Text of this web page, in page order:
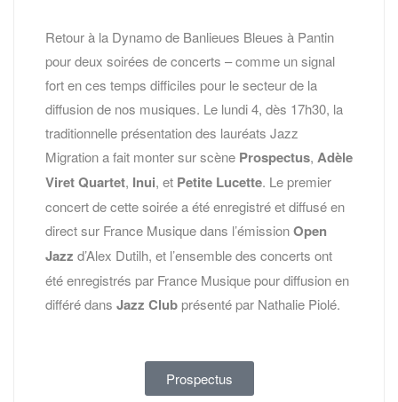
Retour à la Dynamo de Banlieues Bleues à Pantin
pour deux soirées de concerts – comme un signal
fort en ces temps difficiles pour le secteur de la
diffusion de nos musiques. Le lundi 4, dès 17h30, la
traditionnelle présentation des lauréats Jazz
Migration a fait monter sur scène Prospectus, Adèle
Viret Quartet, Inui, et Petite Lucette. Le premier
concert de cette soirée a été enregistré et diffusé en
direct sur France Musique dans l’émissionOpen
Jazz d’Alex Dutilh, et l’ensemble des concerts ont
été enregistrés par France Musique pour diffusion en
différé dans Jazz Club présenté par Nathalie Piolé.
Prospectus